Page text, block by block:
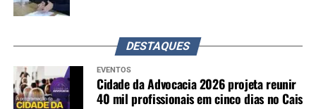
DESTAQUES
EVENTOS
Cidade da Advocacia 2026 projeta reunir
40 mil profissionais em cinco dias no Cais